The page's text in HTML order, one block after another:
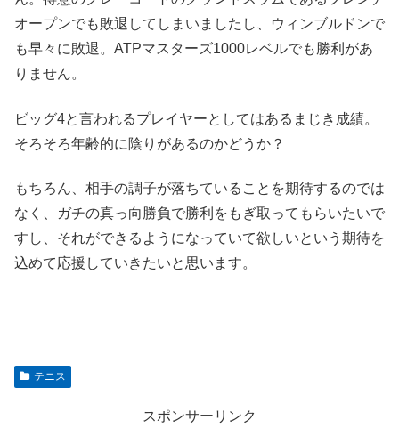
オープンでも敗退してしまいましたし、ウィンブルドンで
も早々に敗退。ATPマスターズ1000レベルでも勝利があ
りません。
ビッグ4と言われるプレイヤーとしてはあるまじき成績。
そろそろ年齢的に陰りがあるのかどうか？
もちろん、相手の調子が落ちていることを期待するのでは
なく、ガチの真っ向勝負で勝利をもぎ取ってもらいたいで
すし、それができるようになっていて欲しいという期待を
込めて応援していきたいと思います。
テニス
スポンサーリンク